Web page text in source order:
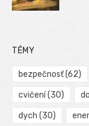
TÉMY
bezpečnosť(62)
cvičení(30)
dych (30)